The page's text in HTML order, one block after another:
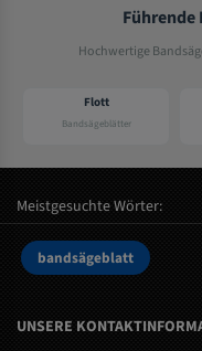
Führende
Hochwertige
Flott
Bandsägeblätter
Meistgesuchte Wörter:
bandsägeblatt
UNSERE